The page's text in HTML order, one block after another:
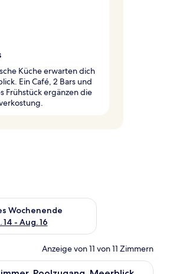
Küche erwarten dich
Ein Café, 2 Bars und
Frühstück ergänzen die
7 - Aug. 9.
Wochenende
14 - Aug. 16
für nächstes Wochenende, Aug.
Anzeige von 11 von 11 Zimmern
Garten.
einem Sessel, einem kleinen Tisch und Blick auf die
Ein Poolbereich mit Liegestühlen,